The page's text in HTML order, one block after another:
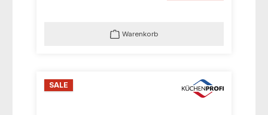
Warenkorb
SALE